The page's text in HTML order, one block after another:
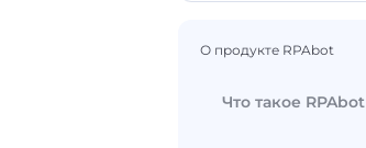
О продукте RPAbot
Что такое RPAbot